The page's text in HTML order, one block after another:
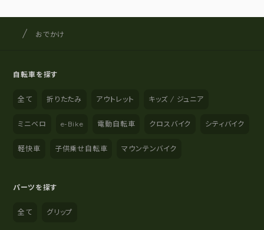
サイト内の現在地
サイクルショップナカゴヤ
おでかけ
自転車を探す
全て 折りたたみ アウトレット キッズ / ジュニア
ミニベロ e-Bike 電動自転車 クロスバイク シティバイク
軽快車 子供乗せ自転車 マウンテンバイク
パーツを探す
全て グリップ